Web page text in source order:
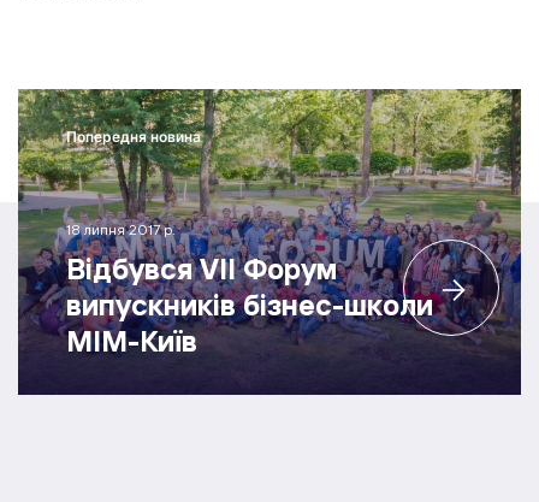
Попередня новина
18 липня 2017 р.
Відбувся VII Форум
випускників бізнес-школи
МІМ-Київ